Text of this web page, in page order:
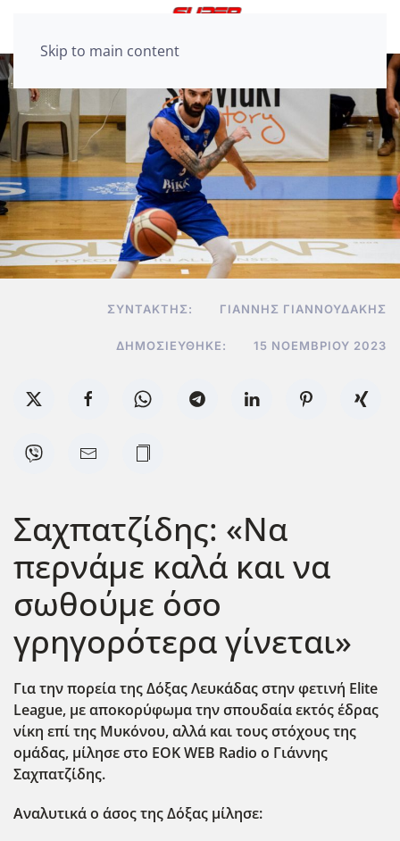
Skip to main content
ΣΥΝΤΆΚΤΗΣ: ΓΙΆΝΝΗΣ ΓΙΑΝΝΟΥΔΆΚΗΣ
ΔΗΜΟΣΙΕΎΘΗΚΕ: 15 ΝΟΕΜΒΡΊΟΥ 2023
Σαχπατζίδης: «Να
περνάμε καλά και να
σωθούμε όσο
γρηγορότερα γίνεται»
Για την πορεία της Δόξας Λευκάδας στην φετινή Elite
League, με αποκορύφωμα την σπουδαία εκτός έδρας
νίκη επί της Μυκόνου, αλλά και τους στόχους της
ομάδας, μίλησε στο EOKWEB Radio ο Γιάννης
Σαχπατζίδης.
Αναλυτικά ο άσος της Δόξας μίλησε: